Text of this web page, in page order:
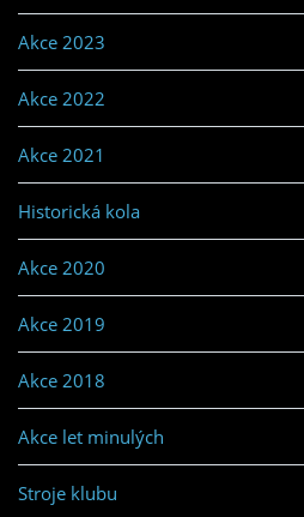
Akce 2023
Akce 2022
Akce 2021
Historická kola
Akce 2020
Akce 2019
Akce 2018
Akce let minulých
Stroje klubu